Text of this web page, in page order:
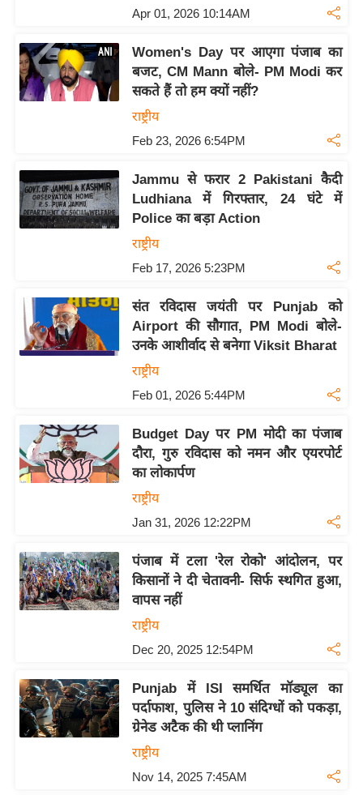
श
ख्सि
य
इं
डि
या
त्य
ज
ग
त
व
र्ल्ड
न्यू
म
नो
रं
ग
त
बॉ
Apr 01, 2026 10:14AM
Women's Day पर आएगा पंजाब का
बजट, CM Mann बोले- PM Modi कर
सकते हैं तो हम क्यों नहीं?
राष्ट्रीय
Feb 23, 2026 6:54PM
Jammu से फरार 2 Pakistani कैदी
Ludhiana में गिरफ्तार, 24 घंटे में
Police का बड़ा Action
राष्ट्रीय
Feb 17, 2026 5:23PM
संत रविदास जयंती पर Punjab को
Airport की सौगात, PM Modi बोले-
उनके आशीर्वाद से बनेगा Viksit Bharat
राष्ट्रीय
Feb 01, 2026 5:44PM
Budget Day पर PM मोदी का पंजाब
दौरा, गुरु रविदास को नमन और एयरपोर्ट
का लोकार्पण
राष्ट्रीय
Jan 31, 2026 12:22PM
पंजाब में टला 'रेल रोको' आंदोलन, पर
किसानों ने दी चेतावनी- सिर्फ स्थगित हुआ,
वापस नहीं
राष्ट्रीय
Dec 20, 2025 12:54PM
Punjab में ISI समर्थित मॉड्यूल का
पर्दाफाश, पुलिस ने 10 संदिग्धों को पकड़ा,
ग्रेनेड अटैक की थी प्लानिंग
राष्ट्रीय
Nov 14, 2025 7:45AM